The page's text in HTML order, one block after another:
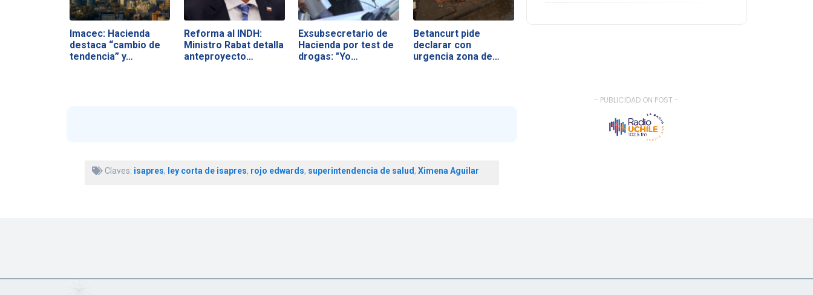
Imacec: Hacienda
destaca “cambio de
tendencia” y…
Reforma al INDH:
Ministro Rabat detalla
anteproyecto…
Exsubsecretario de
Hacienda por test de
drogas: "Yo…
Betancurt pide
declarar con
urgencia zona de…
Claves: isapres, ley corta de isapres, rojo edwards, superintendencia de salud , Ximena Aguilar
- PUBLICIDAD ON POST -